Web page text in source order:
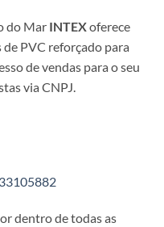
do Mar INTEXoferece
PVC reforçado para
de vendas para o seu
via CNPJ.
dentro de todas as